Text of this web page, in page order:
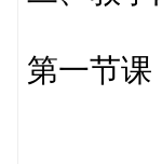
第一节课